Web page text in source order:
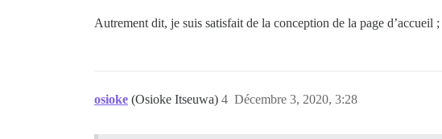
Autrement dit, je suis satisfait de la conception de la page
osioke (Osioke Itseuwa) Décembre 3, 2020, 3:28
4